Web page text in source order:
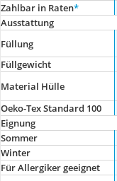
Zahlbar in Raten*
Ausstattung
Füllung
Füllgewicht
Material Hülle
Oeko-Tex Standard 100
Eignung
Sommer
Winter
Für Allergiker geeignet